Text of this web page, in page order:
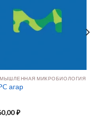
МИКРОБИОЛОГИЯ
агар
₽